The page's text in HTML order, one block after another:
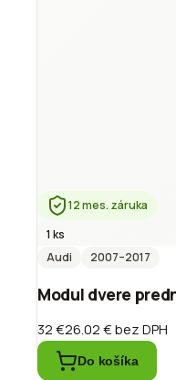
12 mes. záruka
1 ks
Audi
2007–2017
Modul dvere
32 €26.02 €bez DPH
Do košíka